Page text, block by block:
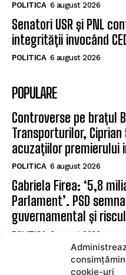
cookie-uri
POLITICA 6 august 2026
Senatori USR și PNL
integrității invocând
POLITICA 6 august 2026
POPULARE
Controverse pe brațul
Transporturilor,
acuzațiilor premierului
POLITICA 6 august 2026
Gabriela Firea: ‘5,8
Parlament’. PSD
guvernamental și
POLITICA 6 august 2026
Senatori USR și PNL
integrității invocând